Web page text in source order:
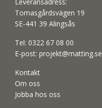
Tomasgårdsvägen 19
SE-441 39 Alingsås
Tel: 0322 67 08 00
E-post: projekt@matting.se
Kontakt
Om oss
Jobba hos oss